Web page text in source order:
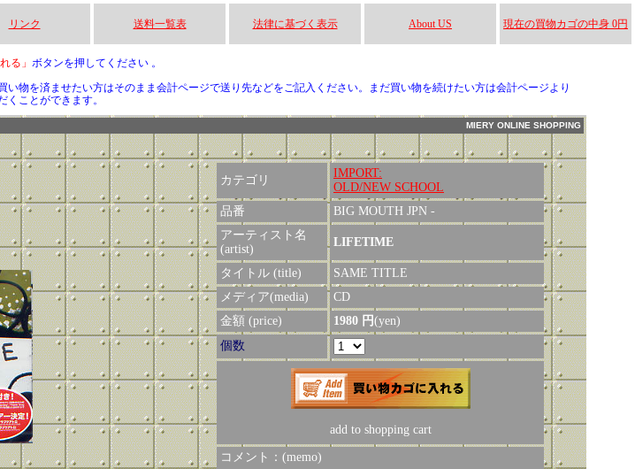
リンク 送料一覧表 法律に基づく表示 About US 現在の買物カゴの中身 0円
る」 ボタンを押してください 。
物を済ませたい方はそのまま会計ページで送り先などをご記入ください。まだ買い物を続けたい方は会計ページより
ことができます。
MIERY ONLINE SHOPPING
カテゴリ
IMPORT:
OLD/NEW SCHOOL
品番
BIG MOUTH JPN -
アーティスト名
(artist)
LIFETIME
タイトル (title)
SAME TITLE
メディア(media)
CD
金額 (price)
1980 円(yen)
個数
add to shopping cart
コメント：(memo)